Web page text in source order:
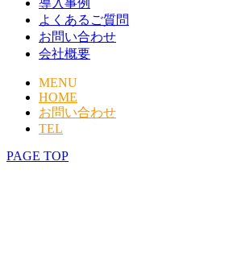
導入事例
よくあるご質問
お問い合わせ
会社概要
MENU
HOME
お問い合わせ
TEL
PAGE TOP